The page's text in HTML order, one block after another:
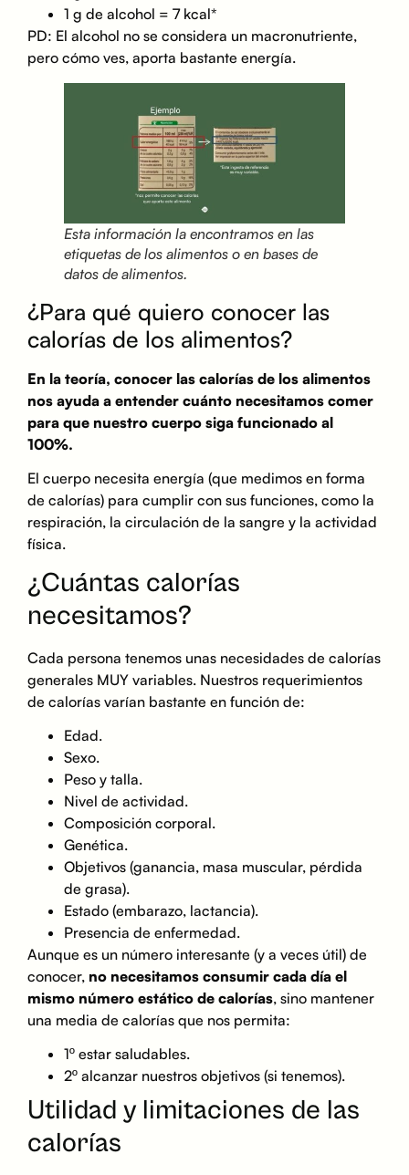
1 g de alcohol = 7 kcal*
PD: El alcohol no se considera un macronutriente,
pero cómo ves, aporta bastante energía.
Esta información la encontramos en las
etiquetas de los alimentos o en bases de
datos de alimentos.
¿Para qué quiero conocer las
calorías de los alimentos?
En la teoría, conocer las calorías de los alimentos
nos ayuda a entender cuánto necesitamos comer
para que nuestro cuerpo siga funcionado al
100%.
El cuerpo necesita energía (que medimos en forma
de calorías) para cumplir con sus funciones, como la
respiración, la circulación de la sangre y la actividad
física.
¿Cuántas calorías
necesitamos?
Cada persona tenemos unas necesidades de calorías
generales MUY variables. Nuestros requerimientos
de calorías varían bastante en función de:
Edad.
Sexo.
Peso y talla.
Nivel de actividad.
Composición corporal.
Genética.
Objetivos (ganancia, masa muscular, pérdida
de grasa).
Estado (embarazo, lactancia).
Presencia de enfermedad.
Aunque es un número interesante (y a veces útil) de
conocer, no necesitamos consumir cada día el
mismo número estático de calorías, sino mantener
una media de calorías que nos permita:
1º estar saludables.
2º alcanzar nuestros objetivos (si tenemos).
Utilidad y limitaciones de las
calorías